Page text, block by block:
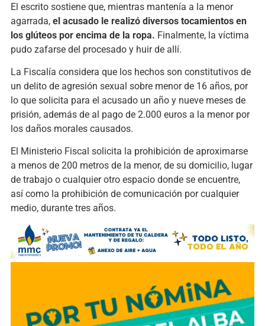
El escrito sostiene que, mientras mantenía a la menor
agarrada, el acusado le realizó diversos tocamientos en
los glúteos por encima de la ropa. Finalmente, la víctima
pudo zafarse del procesado y huir de allí.
La Fiscalía considera que los hechos son constitutivos de
un delito de agresión sexual sobre menor de 16 años, por
lo que solicita para el acusado un año y nueve meses de
prisión, además de al pago de 2.000 euros a la menor por
los daños morales causados.
El Ministerio Fiscal solicita la prohibición de aproximarse
a menos de 200 metros de la menor, de su domicilio, lugar
de trabajo o cualquier otro espacio donde se encuentre,
así como la prohibición de comunicación por cualquier
medio, durante tres años.